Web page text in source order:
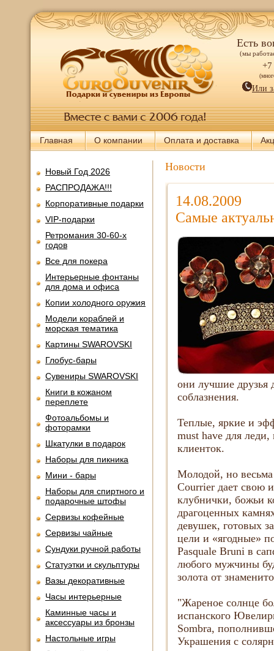
Есть
(мы
+7
Или
Главная О компании Оплата и доставка
Новый Год 2026
РАСПРОДАЖА!!!
Корпоративные подарки
VIP-подарки
Ретромания 30-60-х
годов
Все для покера
Интерьерные фонтаны
для дома и офиса
Копии холодного оружия
Модели кораблей и
морская тематика
Картины SWAROVSKI
Глобус-бары
Сувениры SWAROVSKI
Книги в кожаном
переплете
Фотоальбомы и
фоторамки
Шкатулки в подарок
Наборы для пикника
Мини - бары
Наборы для спиртного и
подарочные штофы
Сервизы кофейные
Сервизы чайные
Сундуки ручной работы
Статуэтки и скульптуры
Вазы декоративные
Часы интерьерные
Каминные часы и
аксессуары из бронзы
Настольные игры
Новости
14.08.2009
Самые
они лучшие друзья
соблазнения.
Теплые, яркие и
must have для
клиенток.
Молодой, но
Courrier дает свою
клубнички, божьи
драгоценных
девушек, готовых
цели и «ягодные»
Pasquale Bruni в
любого мужчины
золота от
"Жареное солнце
испанского
Sombra,
Украшения с